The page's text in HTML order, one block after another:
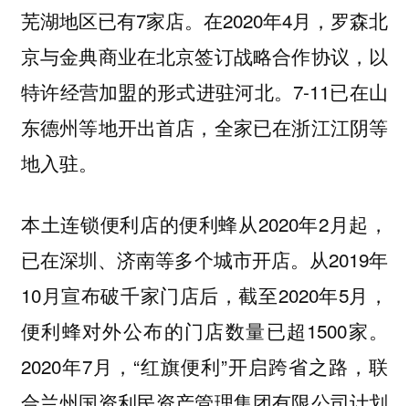
芜湖地区已有7家店。在2020年4月，罗森北
京与金典商业在北京签订战略合作协议，以
特许经营加盟的形式进驻河北。7-11已在山
东德州等地开出首店，全家已在浙江江阴等
地入驻。
本土连锁便利店的便利蜂从2020年2月起，
已在深圳、济南等多个城市开店。从2019年
10月宣布破千家门店后，截至2020年5月，
便利蜂对外公布的门店数量已超1500家。
2020年7月，“红旗便利”开启跨省之路，联